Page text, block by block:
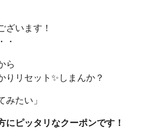
ざいます！
・
ら
リセット✨しまんか？
みたい」
ピッタリなクーポンです！